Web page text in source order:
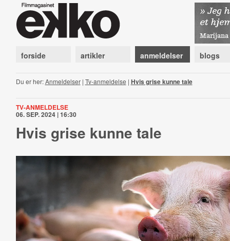
forside artikler anmeldelser blogs
Du er her:Anmeldelser| Tv-anmeldelse | Hvis grise kunne tale
TV-ANMELDELSE
06. SEP. 2024 | 16:30
Hvis grise kunne tale